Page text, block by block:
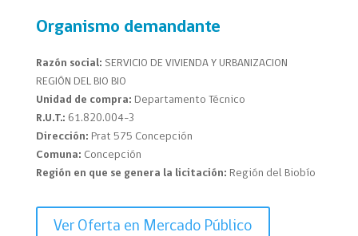
Organismo demandante
Razón social: SERVICIO DE VIVIENDA Y URBANIZACION
REGIÓN DEL BIO BIO
Unidad de compra: Departamento Técnico
R.U.T.: 61.820.004-3
Dirección: Prat 575 Concepción
Comuna: Concepción
Región en que se genera la licitación: Región del Biobío
Ver Oferta en Mercado Público